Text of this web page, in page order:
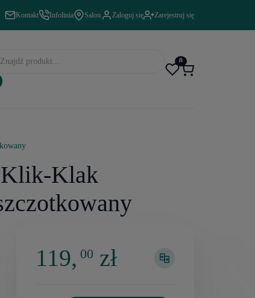
Kontakt Infolinia Salon Zaloguj się Zarejestruj się
0
Klik-Klak
119,00 zł